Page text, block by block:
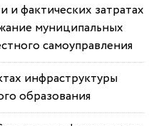
и фактических затратах
муниципальных
самоуправления
инфраструктуры
образования